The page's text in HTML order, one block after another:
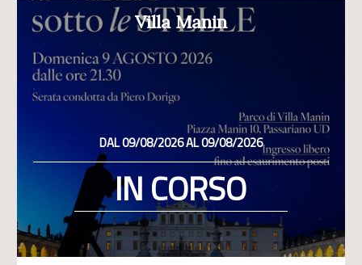
Villa Manin
DAL 09/08/2026 AL 09/08/2026
IN CORSO